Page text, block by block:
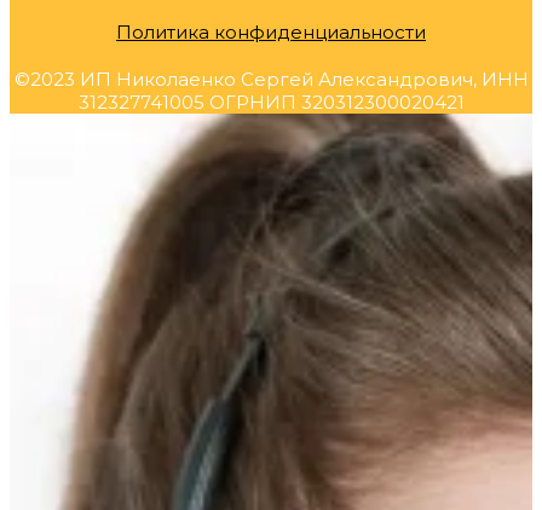
Политика конфиденциальности
©2023 ИП Николаенко Сергей Александрович, ИНН
312327741005 ОГРНИП 320312300020421